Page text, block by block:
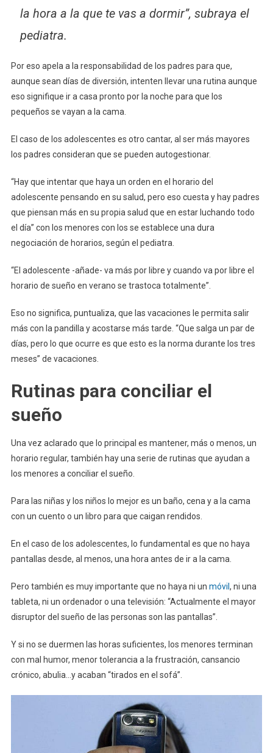
la hora a la que te vas a dormir”, subraya el
pediatra.
Por eso apela a la responsabilidad de los padres para que,
aunque sean días de diversión, intenten llevar una rutina aunque
eso signifique ir a casa pronto por la noche para que los
pequeños se vayan a la cama.
El caso de los adolescentes es otro cantar, al ser más mayores
los padres consideran que se pueden autogestionar.
“Hay que intentar que haya un orden en el horario del
adolescente pensando en su salud, pero eso cuesta y hay padres
que piensan más en su propia salud que en estar luchando todo
el día” con los menores con los se establece una dura
negociación de horarios, según el pediatra.
“El adolescente -añade- va más por libre y cuando va por libre el
horario de sueño en verano se trastoca totalmente”.
Eso no significa, puntualiza, que las vacaciones le permita salir
más con la pandilla y acostarse más tarde. “Que salga un par de
días, pero lo que ocurre es que esto es la norma durante los tres
meses” de vacaciones.
Rutinas para conciliar el
sueño
Una vez aclarado que lo principal es mantener, más o menos, un
horario regular, también hay una serie de rutinas que ayudan a
los menores a conciliar el sueño.
Para las niñas y los niños lo mejor es un baño, cena y a la cama
con un cuento o un libro para que caigan rendidos.
En el caso de los adolescentes, lo fundamental es que no haya
pantallas desde, al menos, una hora antes de ir a la cama.
Pero también es muy importante que no haya ni un móvil , ni una
tableta, ni un ordenador o una televisión: “Actualmente el mayor
disruptor del sueño de las personas son las pantallas”.
Y si no se duermen las horas suficientes, los menores terminan
con mal humor, menor tolerancia a la frustración, cansancio
crónico, abulia…y acaban “tirados en el sofá”.